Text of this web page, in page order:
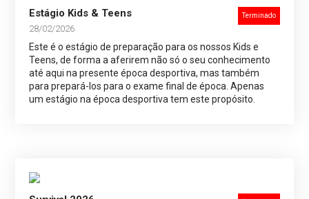
Terminado
Estágio Kids & Teens
28/02/2026
Este é o estágio de preparação para os nossos Kids e
Teens, de forma a aferirem não só o seu conhecimento
até aqui na presente época desportiva, mas também
para prepará-los para o exame final de época. Apenas
um estágio na época desportiva tem este propósito.